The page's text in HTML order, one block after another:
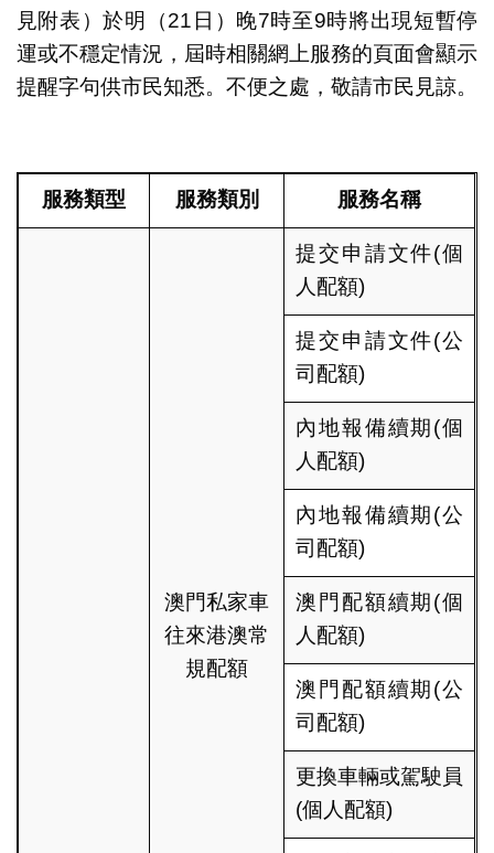
見附表）於明（21日）晚7時至9時將出現短暫停
運或不穩定情況，屆時相關網上服務的頁面會顯示
提醒字句供市民知悉。不便之處，敬請市民見諒。
服務類型 服務類別 服務名稱
澳門私家車
往來港澳常
規配額
提交申請文件(個
人配額)
提交申請文件(公
司配額)
內地報備續期(個
人配額)
內地報備續期(公
司配額)
澳門配額續期(個
人配額)
澳門配額續期(公
司配額)
更換車輛或駕駛員
(個人配額)